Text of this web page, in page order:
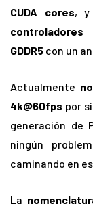
CUDA cores, y
GDDR5 con un
Actualmente
4k@60fps por
generación de
ningún
caminando en
La